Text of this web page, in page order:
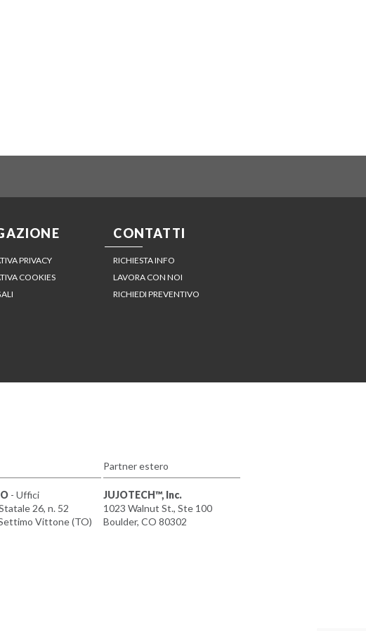
PRIVACY
COOKIES
CONTATTI
RICHIESTA INFO
LAVORA CON NOI
RICHIEDI PREVENTIVO
- Uffici
26, n. 52
Vittone (TO)
Partner estero
JUJOTECH™, Inc.
1023 Walnut St., Ste 100
Boulder, CO 80302